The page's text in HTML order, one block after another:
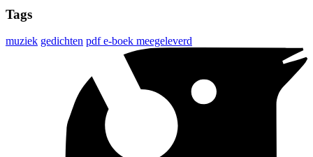
Tags
muziek gedichten pdf e-boek meegeleverd